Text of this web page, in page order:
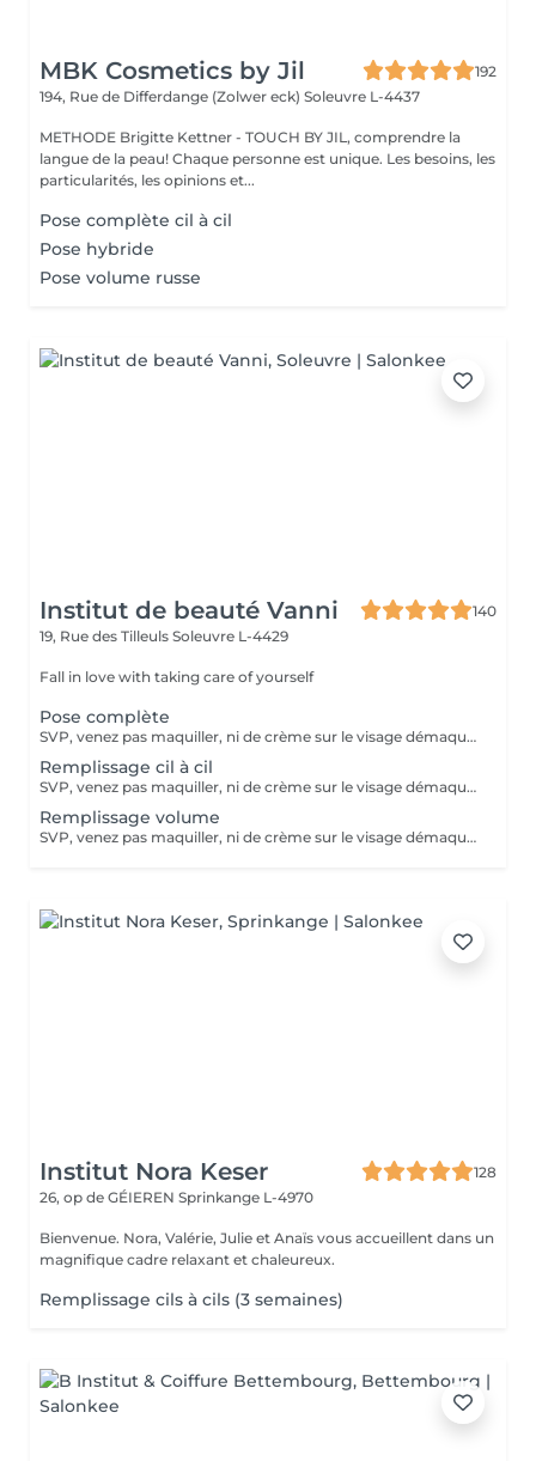
MBK Cosmetics by Jil
192
194, Rue de Differdange (Zolwer eck) Soleuvre L-4437
METHODE Brigitte Kettner - TOUCH BY JIL, comprendre la
langue de la peau! Chaque personne est unique. Les besoins, les
particularités, les opinions et...
Pose complète cil à cil
Pose hybride
Pose volume russe
Institut de beauté Vanni
140
19, Rue des Tilleuls Soleuvre L-4429
Fall in love with taking care of yourself
Pose complète
SVP, venez pas maquiller, ni de crème sur le visage démaquillage sans huile svp :) étudiants -10€ avec une carte étudiant
Remplissage cil à cil
SVP, venez pas maquiller, ni de crème sur le visage démaquillage sans huile svp :)
Remplissage volume
SVP, venez pas maquiller, ni de crème sur le visage démaquillage sans huile svp :)
Institut Nora Keser
128
26, op de GÉIEREN Sprinkange L-4970
Bienvenue. Nora, Valérie, Julie et Anaïs vous accueillent dans un
magnifique cadre relaxant et chaleureux.
Remplissage cils à cils (3 semaines)